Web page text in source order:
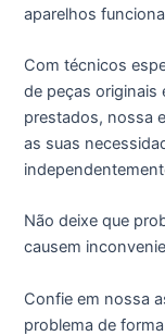
aparelhos
Com técnicos
de peças originais
prestados, nossa
as suas
Não deixe que
causem
Confie em nossa
problema de